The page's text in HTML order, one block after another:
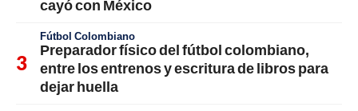
cayó con México
Fútbol Colombiano
Preparador físico del fútbol colombiano,
entre los entrenos y escritura de libros para
dejar huella